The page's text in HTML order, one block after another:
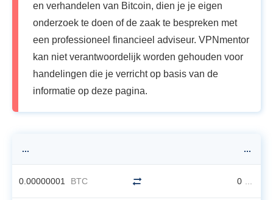
en verhandelen van Bitcoin, dien je je eigen
onderzoek te doen of de zaak te bespreken met
een professioneel financieel adviseur. VPNmentor
kan niet verantwoordelijk worden gehouden voor
handelingen die je verricht op basis van de
informatie op deze pagina.
... ...
0.00000001 BTC 0 ...